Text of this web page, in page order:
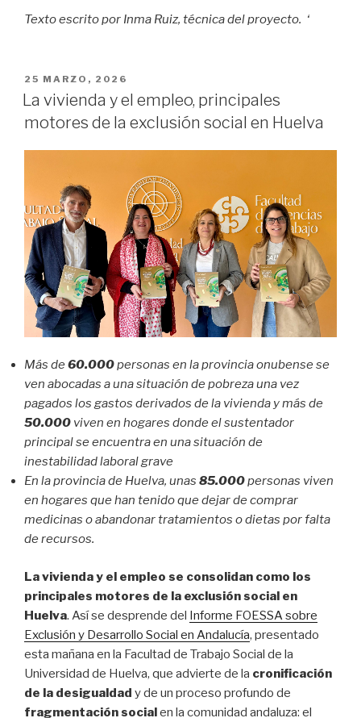
Texto escrito por Inma Ruiz, técnica del proyecto. ‘
PUBLICADO
EN
25 MARZO, 2026
La vivienda y el empleo, principales
motores de la exclusión social en Huelva
Más de 60.000personas en la provincia onubense se
ven abocadas a una situación de pobreza una vez
pagados los gastos derivados de la vivienda y más de
50.000 viven en hogares donde el sustentador
principal se encuentra en una situación de
inestabilidad laboral grave
En la provincia de Huelva, unas 85.000personas viven
en hogares que han tenido que dejar de comprar
medicinas o abandonar tratamientos o dietas por falta
de recursos.
La vivienda y el empleo se consolidan como los
principales motores de la exclusión social en
Huelva. Así se desprende del Informe FOESSA sobre
Exclusión y Desarrollo Social en Andalucía, presentado
esta mañana en la Facultad de Trabajo Social de la
Universidad de Huelva, que advierte de la cronificación
de la desigualdad y de un proceso profundo de
fragmentación socialen la comunidad andaluza: el